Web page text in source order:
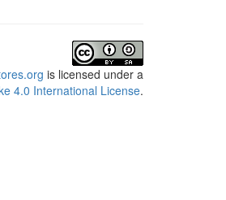
is licensed under a
4.0 International License.